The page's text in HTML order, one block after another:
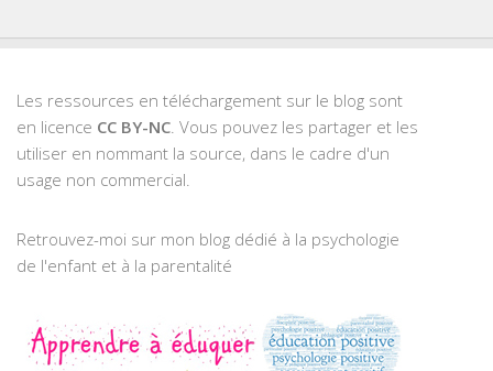
Les ressources en téléchargement sur le blog sont
en licence CC BY-NC . Vous pouvez les partager et les
utiliser en nommant la source, dans le cadre d'un
usage non commercial.
Retrouvez-moi sur mon blog dédié à la psychologie
de l'enfant et à la parentalité